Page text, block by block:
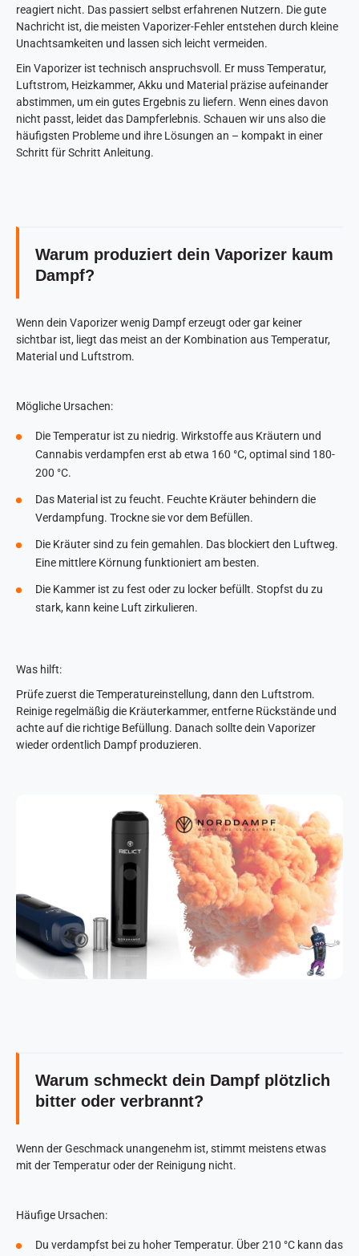
reagiert nicht. Das passiert selbst erfahrenen Nutzern. Die gute
Nachricht ist, die meisten Vaporizer-Fehler entstehen durch kleine
Unachtsamkeiten und lassen sich leicht vermeiden.
Ein Vaporizer ist technisch anspruchsvoll. Er muss Temperatur,
Luftstrom, Heizkammer, Akku und Material präzise aufeinander
abstimmen, um ein gutes Ergebnis zu liefern. Wenn eines davon
nicht passt, leidet das Dampferlebnis. Schauen wir uns also die
häufigsten Probleme und ihre Lösungen an – kompakt in einer
Schritt für Schritt Anleitung.
Warum produziert dein Vaporizer kaum
Dampf?
Wenn dein Vaporizer wenig Dampf erzeugt oder gar keiner
sichtbar ist, liegt das meist an der Kombination aus Temperatur,
Material und Luftstrom.
Mögliche Ursachen:
Die Temperatur ist zu niedrig. Wirkstoffe aus Kräutern und
Cannabis verdampfen erst ab etwa 160 °C, optimal sind 180-
200 °C.
Das Material ist zu feucht. Feuchte Kräuter behindern die
Verdampfung. Trockne sie vor dem Befüllen.
Die Kräuter sind zu fein gemahlen. Das blockiert den Luftweg.
Eine mittlere Körnung funktioniert am besten.
Die Kammer ist zu fest oder zu locker befüllt. Stopfst du zu
stark, kann keine Luft zirkulieren.
Was hilft:
Prüfe zuerst die Temperatureinstellung, dann den Luftstrom.
Reinige regelmäßig die Kräuterkammer, entferne Rückstände und
achte auf die richtige Befüllung. Danach sollte dein Vaporizer
wieder ordentlich Dampf produzieren.
Warum schmeckt dein Dampf plötzlich
bitter oder verbrannt?
Wenn der Geschmack unangenehm ist, stimmt meistens etwas
mit der Temperatur oder der Reinigung nicht.
Häufige Ursachen:
Du verdampfst bei zu hoher Temperatur. Über 210 °C kann das